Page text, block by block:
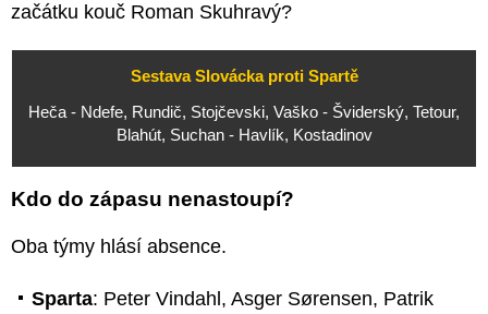
začátku kouč Roman Skuhravý?
Sestava Slovácka proti Spartě
Heča - Ndefe, Rundič, Stojčevski, Vaško - Šviderský, Tetour,
Blahút, Suchan - Havlík, Kostadinov
Kdo do zápasu nenastoupí?
Oba týmy hlásí absence.
Sparta: Peter Vindahl, Asger Sørensen, Patrik